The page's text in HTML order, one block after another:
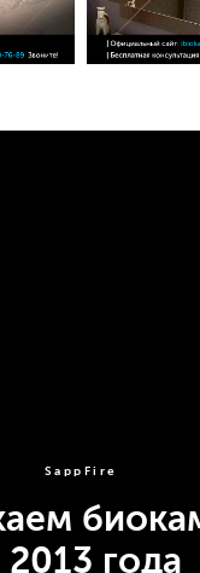
SappFire
2013 года